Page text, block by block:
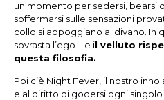
un momento per sedersi, bearsi
soffermarsi sulle sensazioni
collo si appoggiano al divano.
sovrasta l’ego – e il velluto
questa filosofia.
Poi c’è Night Fever, il nostro
e al diritto di godersi ogni